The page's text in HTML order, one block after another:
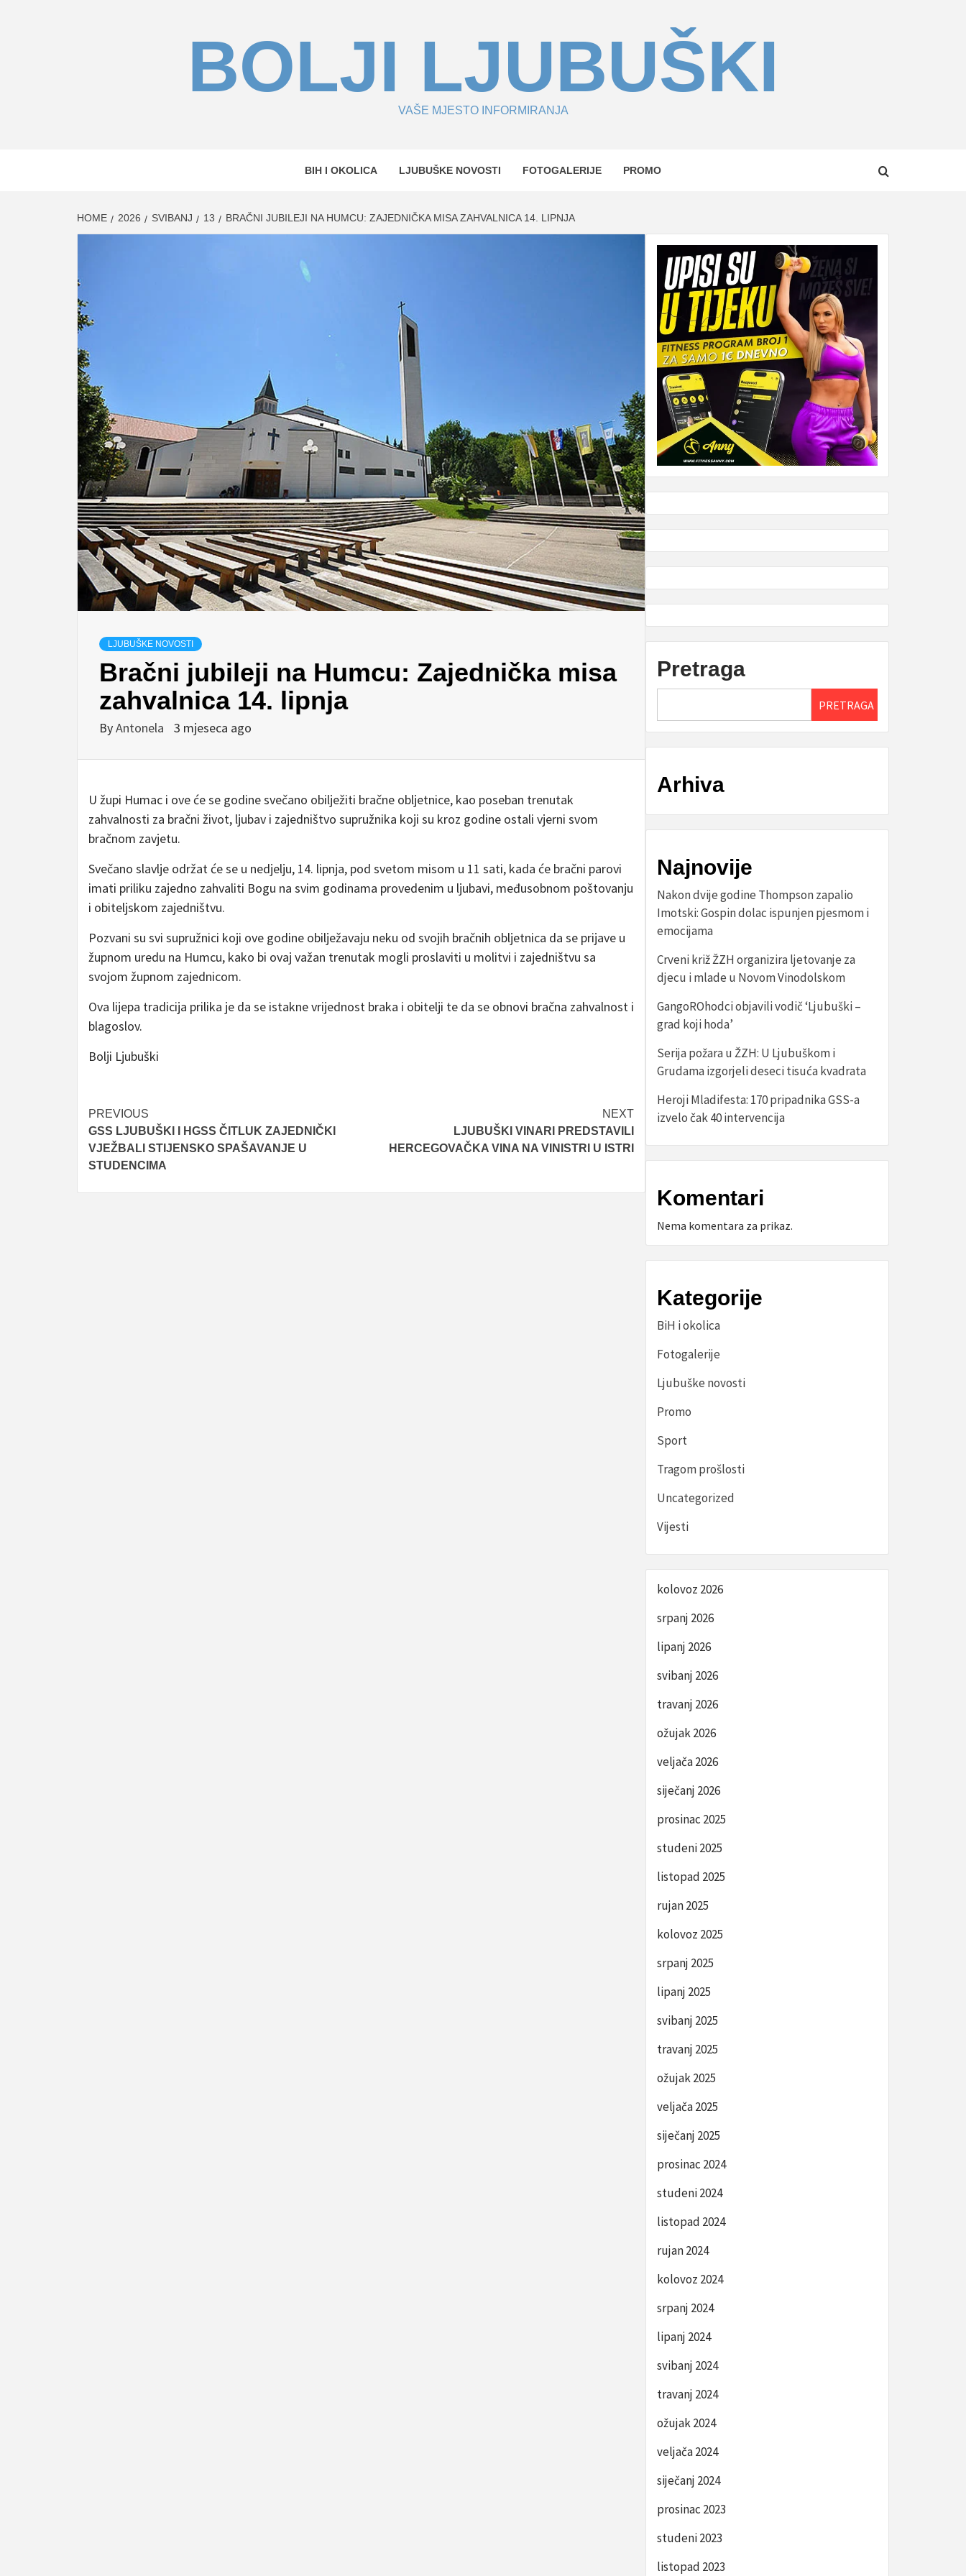
BOLJI LJUBUŠKI
VAŠE MJESTO INFORMIRANJA
BIH I OKOLICA LJUBUŠKE NOVOSTI FOTOGALERIJE PROMO
HOME 2026 SVIBANJ 13 BRAČNI JUBILEJI NA HUMCU: ZAJEDNIČKA MISA ZAHVALNICA 14. LIPNJA
LJUBUŠKE NOVOSTI
Bračni jubileji na Humcu: Zajednička misa
zahvalnica 14. lipnja
ByAntonela 3 mjeseca ago
U župi Humac i ove će se godine svečano obilježiti bračne obljetnice, kao poseban trenutak
zahvalnosti za bračni život, ljubav i zajedništvo supružnika koji su kroz godine ostali vjerni svom
bračnom zavjetu.
Svečano slavlje održat će se u nedjelju, 14. lipnja, pod svetom misom u 11 sati, kada će bračni parovi
imati priliku zajedno zahvaliti Bogu na svim godinama provedenim u ljubavi, međusobnom poštovanju
i obiteljskom zajedništvu.
Pozvani su svi supružnici koji ove godine obilježavaju neku od svojih bračnih obljetnica da se prijave u
župnom uredu na Humcu, kako bi ovaj važan trenutak mogli proslaviti u molitvi i zajedništvu sa
svojom župnom zajednicom.
Ova lijepa tradicija prilika je da se istakne vrijednost braka i obitelji te da se obnovi bračna zahvalnost i
blagoslov.
Bolji Ljubuški
Post
navigation
PREVIOUS
GSS LJUBUŠKI I HGSS ČITLUK ZAJEDNIČKI
VJEŽBALI STIJENSKO SPAŠAVANJE U
STUDENCIMA
NEXT
LJUBUŠKI VINARI PREDSTAVILI
HERCEGOVAČKA VINA NA VINISTRI U ISTRI
Pretraga
PRETRAGA
Arhiva
Najnovije
Nakon dvije godine Thompson zapalio
Imotski: Gospin dolac ispunjen pjesmom i
emocijama
Crveni križ ŽZH organizira ljetovanje za
djecu i mlade u Novom Vinodolskom
GangoROhodci objavili vodič ‘Ljubuški –
grad koji hoda’
Serija požara u ŽZH: U Ljubuškom i
Grudama izgorjeli deseci tisuća kvadrata
Heroji Mladifesta: 170 pripadnika GSS-a
izvelo čak 40 intervencija
Komentari
Nema komentara za prikaz.
Kategorije
BiH i okolica
Fotogalerije
Ljubuške novosti
Promo
Sport
Tragom prošlosti
Uncategorized
Vijesti
kolovoz 2026
srpanj 2026
lipanj 2026
svibanj 2026
travanj 2026
ožujak 2026
veljača 2026
siječanj 2026
prosinac 2025
studeni 2025
listopad 2025
rujan 2025
kolovoz 2025
srpanj 2025
lipanj 2025
svibanj 2025
travanj 2025
ožujak 2025
veljača 2025
siječanj 2025
prosinac 2024
studeni 2024
listopad 2024
rujan 2024
kolovoz 2024
srpanj 2024
lipanj 2024
svibanj 2024
travanj 2024
ožujak 2024
veljača 2024
siječanj 2024
prosinac 2023
studeni 2023
listopad 2023